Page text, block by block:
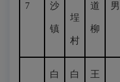
7 沙
镇
埕
村
道
柳
男
白 白 王